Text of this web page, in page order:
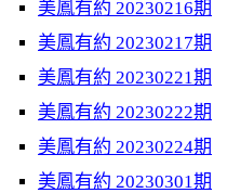
美鳳有約 20230216期
美鳳有約 20230217期
美鳳有約 20230221期
美鳳有約 20230222期
美鳳有約 20230224期
美鳳有約 20230301期